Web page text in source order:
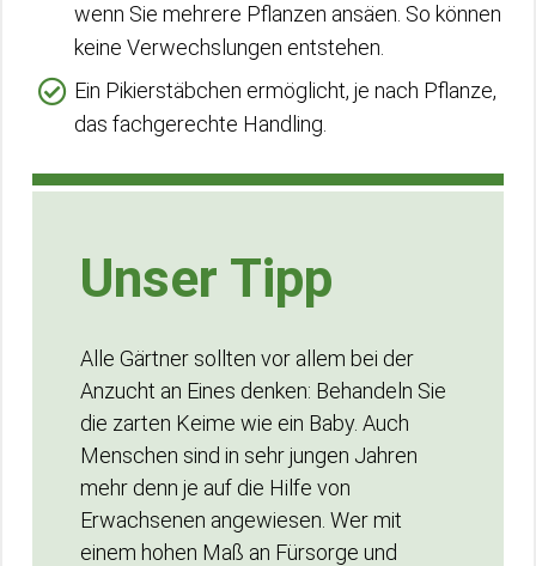
wenn Sie mehrere Pflanzen ansäen. So können
keine Verwechslungen entstehen.
Ein Pikierstäbchen ermöglicht, je nach Pflanze,
das fachgerechte Handling.
Unser Tipp
Alle Gärtner sollten vor allem bei der
Anzucht an Eines denken: Behandeln Sie
die zarten Keime wie ein Baby. Auch
Menschen sind in sehr jungen Jahren
mehr denn je auf die Hilfe von
Erwachsenen angewiesen. Wer mit
einem hohen Maß an Fürsorge und